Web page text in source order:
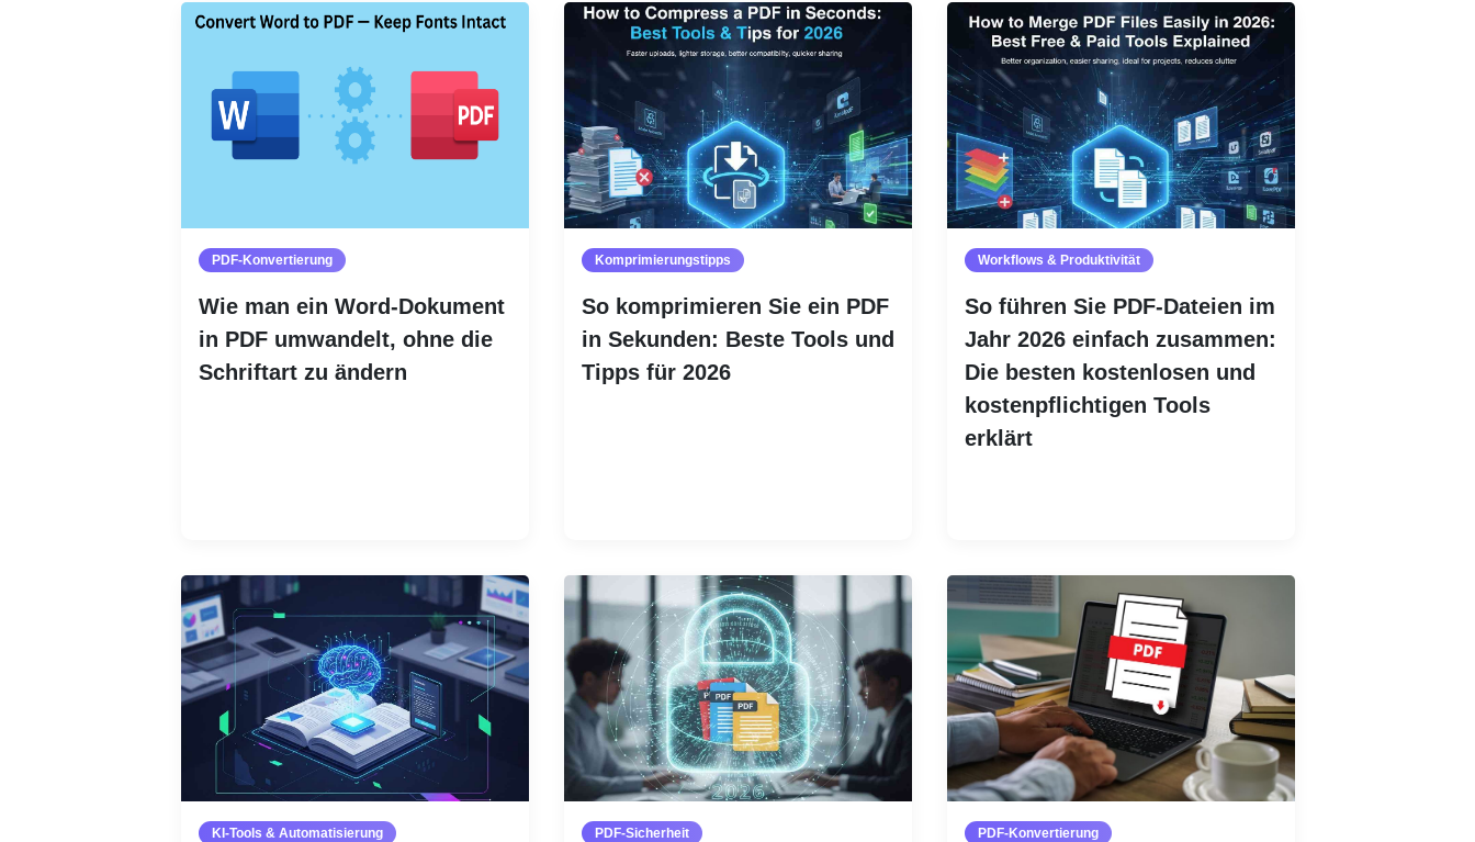
PDF-Konvertierung
Wie man ein Word-Dokument
in PDF umwandelt, ohne die
Schriftart zu ändern
Komprimierungstipps
So komprimieren Sie ein PDF
in Sekunden: Beste Tools und
Tipps für 2026
Workflows & Produktivität
So führen Sie PDF-Dateien im
Jahr 2026 einfach zusammen:
Die besten kostenlosen und
kostenpflichtigen Tools
erklärt
KI-Tools & Automatisierung PDF-Sicherheit PDF-Konvertierung